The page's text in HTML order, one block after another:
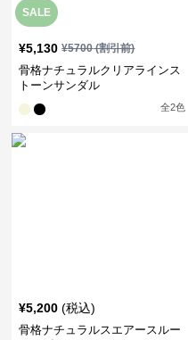
SALE
¥5,130 ¥5700(割引前)
骨格ナチュラルクリアラインス
トーンサンダル
全2色
¥5,200 (税込)
骨格ナチュラルスエアースルー